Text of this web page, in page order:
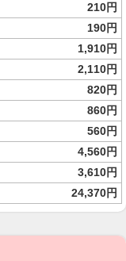
210円
190円
1,910円
2,110円
820円
860円
560円
4,560円
3,610円
24,370円